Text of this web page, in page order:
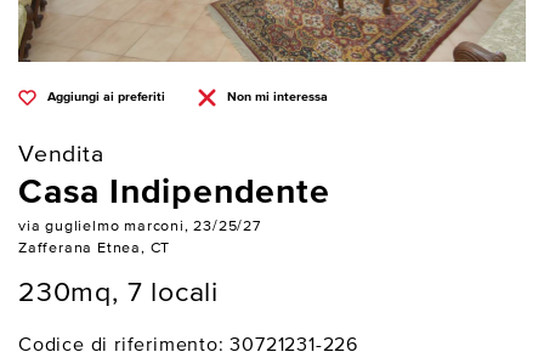
Aggiungi ai preferiti Non mi interessa
Vendita
Casa Indipendente
via guglielmo marconi, 23/25/27
Zafferana Etnea, CT
230mq, 7 locali
Codice di riferimento: 30721231-226